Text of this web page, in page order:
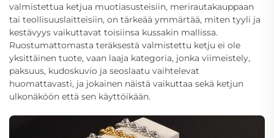
valmistettua ketjua muotiasusteisiin, merirautakauppaan
tai teollisuuslaitteisiin, on tärkeää ymmärtää, miten tyyli ja
kestävyys vaikuttavat toisiinsa kussakin mallissa.
Ruostumattomasta teräksestä valmistettu ketju ei ole
yksittäinen tuote, vaan laaja kategoria, jonka viimeistely,
paksuus, kudoskuvio ja seoslaatu vaihtelevat
huomattavasti, ja jokainen näistä vaikuttaa sekä ketjun
ulkonäköön että sen käyttöikään.